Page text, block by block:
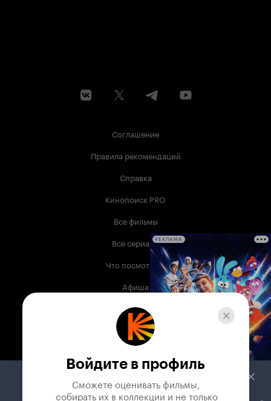
Соглашение
Правила рекомендаций
Справка
Кинопоиск PRO
Все фильмы
Все сериалы
Что посмотреть
Афиша
Музыка
Телепрограмма
Служба поддержки
РЕКЛАМА
Войдите в профиль
Сможете оценивать фильмы,
собирать их в коллекции и не только